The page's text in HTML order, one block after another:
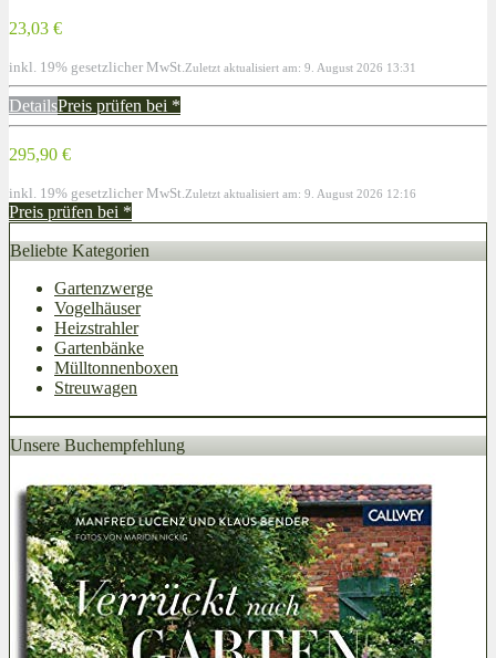
23,03 €
inkl. 19% gesetzlicher MwSt. Zuletzt aktualisiert am: 9. August 2026 13:31
DetailsPreis prüfen bei *
295,90 €
inkl. 19% gesetzlicher MwSt. Zuletzt aktualisiert am: 9. August 2026 12:16
Preis prüfen bei *
Beliebte Kategorien
Gartenzwerge
Vogelhäuser
Heizstrahler
Gartenbänke
Mülltonnenboxen
Streuwagen
Unsere Buchempfehlung